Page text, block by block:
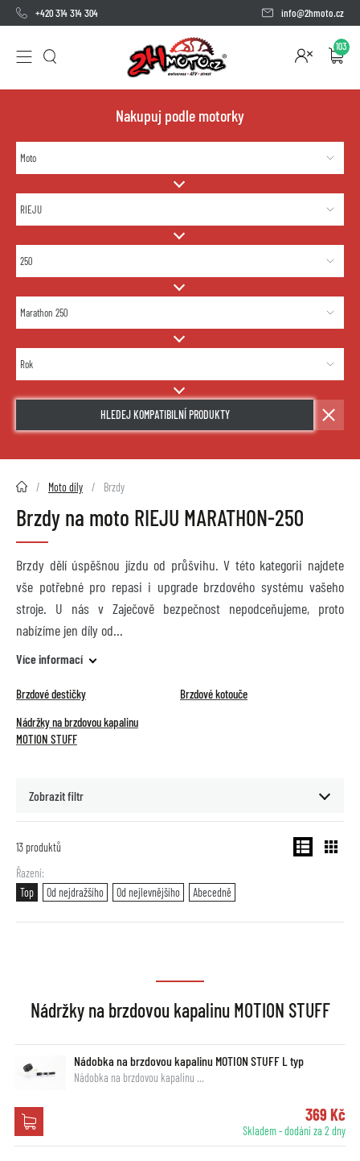
+420 314 314 304 info@2hmoto.cz
103
Nakupuj podle motorky
HLEDEJ KOMPATIBILNÍ PRODUKTY
2HMOTO.cz Moto díly Brzdy
Brzdy na moto RIEJU MARATHON-250
Brzdy dělí úspěšnou jízdu od průšvihu. V této kategorii najdete
vše potřebné pro repasi i upgrade brzdového systému vašeho
stroje. U nás v Zaječově bezpečnost nepodceňujeme, proto
nabízíme jen díly od
Více informací
Brzdové destičky
Brzdové kotouče
Nádržky na brzdovou kapalinu
MOTION STUFF
Zobrazit filtr
13 produktů
Řazení
Top
Od nejdražšího Od nejlevnějšího Abecedně
Nádržky na brzdovou kapalinu MOTION STUFF
Nádobka na brzdovou kapalinu MOTION STUFF L typ
Nádobka na brzdovou kapalinu …
369 Kč
Skladem - dodání za 2 dny